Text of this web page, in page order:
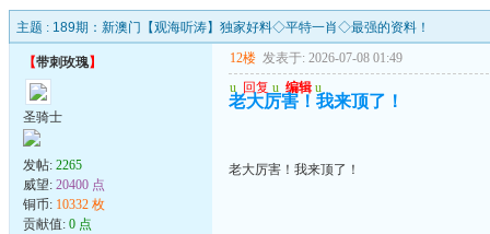
主题 : 189期：新澳门【观海听涛】独家好料◇平特一肖◇最强的资料！
【带刺玫瑰】
圣骑士
发帖: 2265
威望: 20400 点
铜币: 10332 枚
贡献值: 0 点
12楼 发表于: 2026-07-08 01:49
u 回复 u 编辑 u
老大厉害！我来顶了！
老大厉害！我来顶了！